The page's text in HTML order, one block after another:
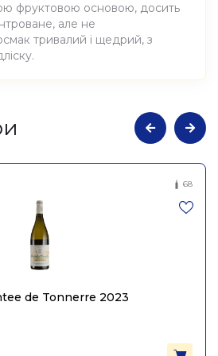
фруктовою основою, досить
але не
тривалий і щедрий, з
Вино виноградне
натуральне сухе червоне
Піно Нуар Л’Єд Мемуар
2020, Tony Bornard 0,75л
68
de Tonnerre 2023